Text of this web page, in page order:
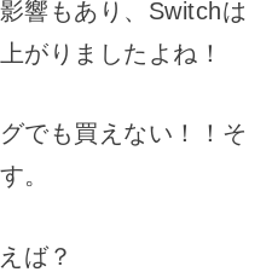
響もあり、Switchは
がりましたよね！
でも買えない！！そ
。
ば？